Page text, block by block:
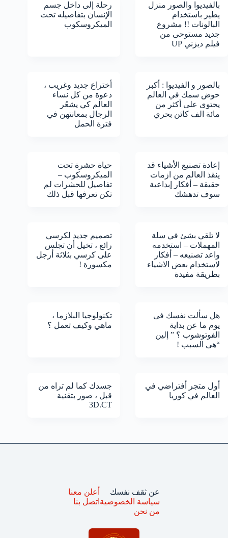
بالفيديوا والصور منزل
يطير باستخدام
البالونات !! مشروع
جديد مستوحى من
فيلم ديزني UP
رحلة إلى داخل جسم
الإنسان بتفاصيله تحت
الميكروسكوب
بالصور و الفيديوا : أكبر
حوض سمك في العالم
يحتوى على أكثر من
مائة الف كائن بحري
أختراع جديد وغريب ،
دعوة من كل نساء
العالم كي يشعُر
الرجال بمعانتهن في
فترة الحمل
إعادة تصنيع الأشياء قد
ينقذ العالم من ازمات
حقيقة – أفكار إبداعية
سوف تدهشك
حياة حشرة تحت
الميكروسكوب –
تفاصيل للحشرات لم
تكن تعرفها قبل ذلك
لا تلقي بشئ في سلة
المهملات – استخدمه
واعد تصنيعه – أفكار
لاستخدام بعض الاشياء
بطريقة مفيدة
تصميم جديد لكرسي
رائع ، تخيل أن تجلس
على كرسي بثلاثة أرجل
مكسورة !
هل سألت نفسك فى
يوم ما عن بداية
الفوتوشوب ؟ ” إلين
“هى السبب !
تكنولوجيا البلازما ،
ماهي وكيف تعمل ؟
أول متجر أفتراضي في
العالم في كوريا
جسدك كما لم تراه من
قبل ، صور بتقنية
3D.CT
عن ثقف نفسك
سياسة الخصوصية
من نحن
أعلن معنا
اتصل بنا